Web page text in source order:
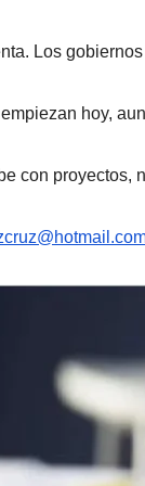
Los
hoy,
con proyectos,